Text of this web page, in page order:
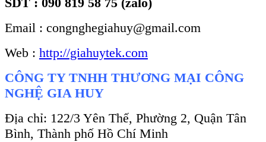
Email : congnghegiahuy@gmail.com
Web : http://giahuytek.com
CÔNG TY TNHH THƯƠNG MẠI CÔNG
NGHỆ GIA HUY
Địa chỉ: 122/3 Yên Thế, Phường 2, Quận Tân
Bình, Thành phố Hồ Chí Minh